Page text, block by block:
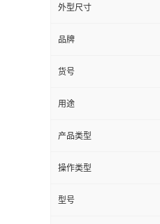
外型尺寸
品牌
货号
用途
产品类型
操作类型
型号